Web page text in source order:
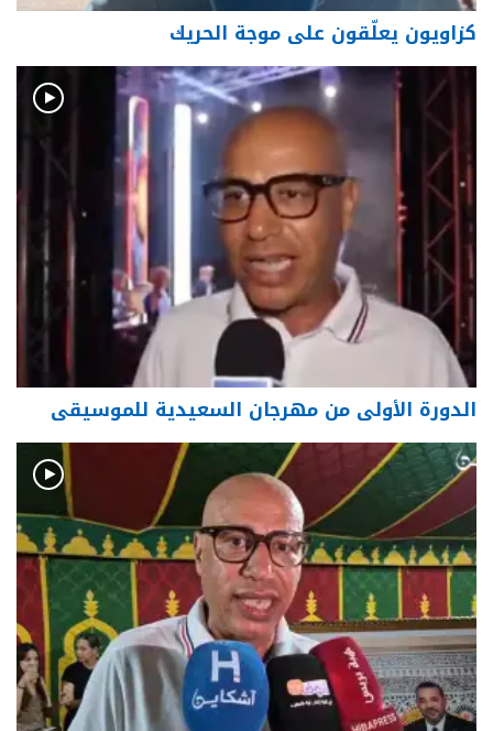
كزاويون يعلّقون على موجة الحريك
الدورة الأولى من مهرجان السعيدية للموسيقى